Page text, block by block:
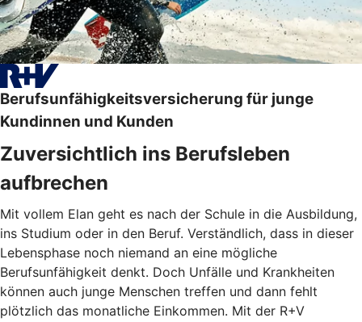
Berufsunfähigkeitsversicherung für junge
Kundinnen und Kunden
Zuversichtlich ins Berufsleben
aufbrechen
Mit vollem Elan geht es nach der Schule in die Ausbildung,
ins Studium oder in den Beruf. Verständlich, dass in dieser
Lebensphase noch niemand an eine mögliche
Berufsunfähigkeit denkt. Doch Unfälle und Krankheiten
können auch junge Menschen treffen und dann fehlt
plötzlich das monatliche Einkommen. Mit der R+V